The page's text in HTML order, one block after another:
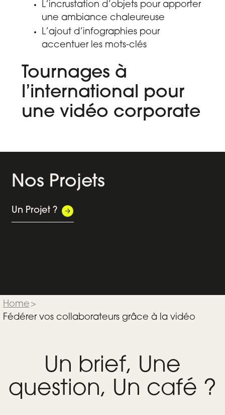
L’incrustation d’objets pour apporter
une ambiance chaleureuse
L’ajout d’infographies pour
accentuer les mots-clés
Tournages à
l’international pour
une vidéo corporate
Nos Projets
Un Projet ?
Orchestrer les 50 ans d’un grand
Groupe breton
Evénementiel
Home >
Fédérer vos collaborateurs grâce à la vidéo
Un brief, Une
question, Un café ?